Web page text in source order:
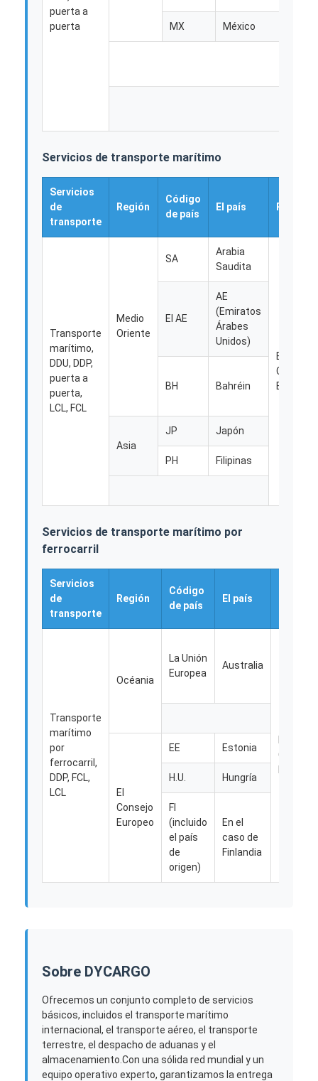
TRANSPORTE DE MERCANCÍAS POR FERROCARRIL
Enviar a Amazon
puerta a
puerta
MX
México
Servicios de transporte marítimo
Servicios
de
transporte
Región
Código
de país
El país Región
Transporte
marítimo,
DDU, DDP,
puerta a
puerta,
LCL, FCL
Medio
Oriente
SA
Arabia
Saudita
El
Consejo
Europeo
El AE
AE
(Emiratos
Árabes
Unidos)
BH Bahréin
Asia
JP Japón
PH Filipinas
Servicios de transporte marítimo por
ferrocarril
Servicios
de
transporte
Región
Código
de país
El país
Transporte
marítimo
por
ferrocarril,
DDP, FCL,
LCL
Océania
La Unión
Europea
Australia
Consejo
El
Consejo
Europeo
EE Estonia
H.U. Hungría
FI
(incluido
el país
de
origen)
En el
caso de
Finlandia
Sobre DYCARGO
Ofrecemos un conjunto completo de servicios
básicos, incluidos el transporte marítimo
internacional, el transporte aéreo, el transporte
terrestre, el despacho de aduanas y el
almacenamiento.Con una sólida red mundial y un
equipo operativo experto, garantizamos la entrega